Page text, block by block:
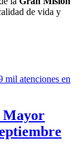
de vida y
Mayor